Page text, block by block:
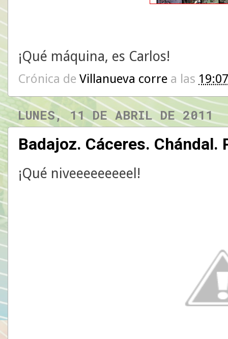
¡Qué máquina, es Carlos!
Crónica de Villanueva corre a las 19:07
LUNES, 11 DE ABRIL DE 2011
Badajoz. Cáceres. Chándal.
¡Qué niveeeeeeeeel!